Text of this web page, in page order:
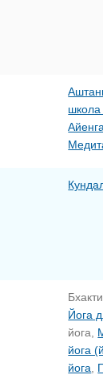
школа
Йога
йога,
йога
йога,